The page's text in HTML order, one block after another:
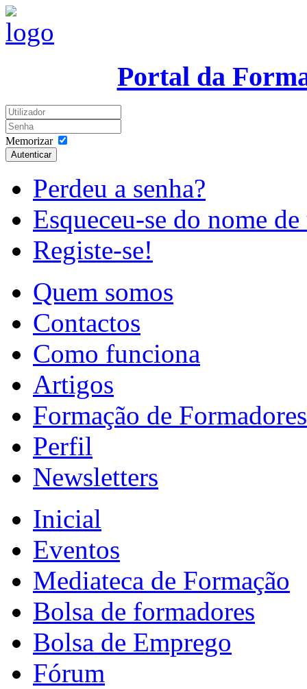
Portal da
Memorizar
Autenticar
Perdeu a senha?
Esqueceu-se do nome
Registe-se!
Quem somos
Contactos
Como funciona
Artigos
Formação de Formadores
Perfil
Newsletters
Inicial
Eventos
Mediateca de Formação
Bolsa de formadores
Bolsa de Emprego
Fórum